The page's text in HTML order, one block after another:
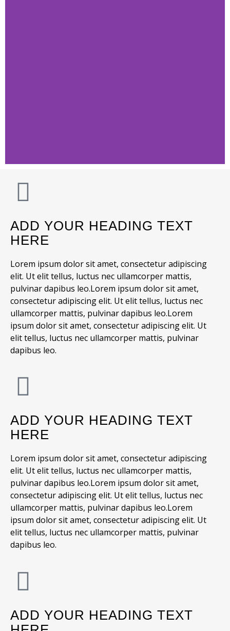
ADD YOUR HEADING TEXT
HERE
Lorem ipsum dolor sit amet, consectetur adipiscing
elit. Ut elit tellus, luctus nec ullamcorper mattis,
pulvinar dapibus leo.Lorem ipsum dolor sit amet,
consectetur adipiscing elit. Ut elit tellus, luctus nec
ullamcorper mattis, pulvinar dapibus leo.Lorem
ipsum dolor sit amet, consectetur adipiscing elit. Ut
elit tellus, luctus nec ullamcorper mattis, pulvinar
dapibus leo.
ADD YOUR HEADING TEXT
HERE
Lorem ipsum dolor sit amet, consectetur adipiscing
elit. Ut elit tellus, luctus nec ullamcorper mattis,
pulvinar dapibus leo.Lorem ipsum dolor sit amet,
consectetur adipiscing elit. Ut elit tellus, luctus nec
ullamcorper mattis, pulvinar dapibus leo.Lorem
ipsum dolor sit amet, consectetur adipiscing elit. Ut
elit tellus, luctus nec ullamcorper mattis, pulvinar
dapibus leo.
ADD YOUR HEADING TEXT